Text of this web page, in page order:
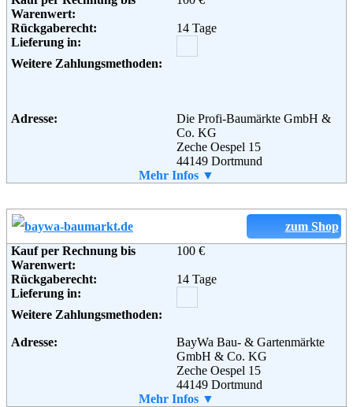
Adresse:
OBI GmbH & Co. Deutschland
Albert-Einstein-Straße 7-9
Fax:
+49 (0) 2196 - 761 019
info@obi.de
AGB
Warenwert:
Rückgaberecht:
14 Tage
Lieferung in:
Weitere Zahlungsmethoden:
Adresse:
Die Profi-Baumärkte GmbH &
Co. KG
Zeche Oespel 15
44149 Dortmund
+49 (0) 231 - 22 61 82 40
Weiterführende
Informationen:
Mehr Infos ▼
zum Shop
Kauf per Rechnung bis
Warenwert:
100 €
Rückgaberecht:
14 Tage
Lieferung in:
Weitere Zahlungsmethoden:
Adresse:
BayWa Bau- & Gartenmärkte
GmbH & Co. KG
Zeche Oespel 15
44149 Dortmund
089 / 1 222 87 4 49
Mehr Infos ▼